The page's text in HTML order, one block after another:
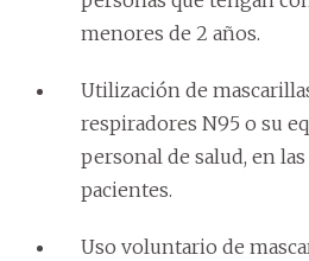
menores de 2 años.
Utilización de
respiradores N95 o su
personal de salud, en
pacientes.
Uso voluntario de